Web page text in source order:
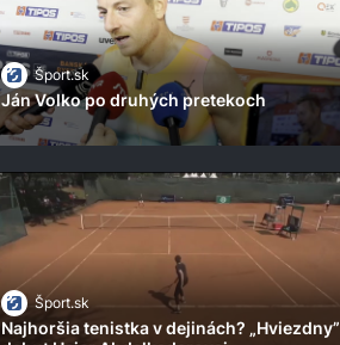
Šport.sk
Ján Volko po druhých pretekoch
Šport.sk
Najhoršia tenistka v dejinách? „Hviezdny”